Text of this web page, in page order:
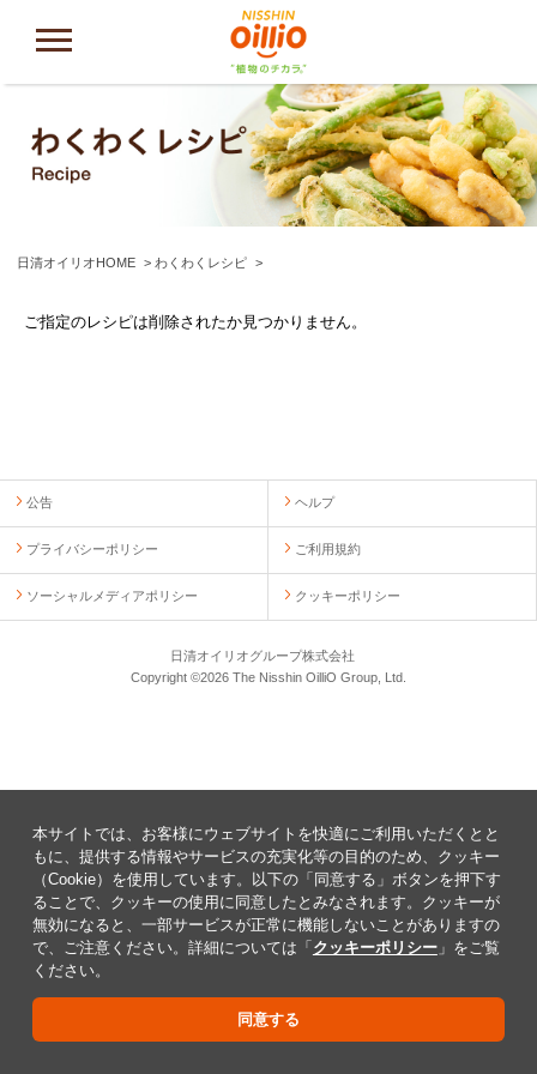
日清オイリオHOME わくわくレシピ
ご指定のレシピは削除されたか見つかりません。
公告 ヘルプ
プライバシーポリシー ご利用規約
ソーシャルメディアポリシー クッキーポリシー
日清オイリオグループ株式会社
Copyright ©2026 The Nisshin OilliO Group, Ltd.
本サイトでは、お客様にウェブサイトを快適にご利用いただくとと
もに、提供する情報やサービスの充実化等の目的のため、クッキー
（Cookie）を使用しています。以下の「同意する」ボタンを押下す
ることで、クッキーの使用に同意したとみなされます。クッキーが
無効になると、一部サービスが正常に機能しないことがありますの
で、ご注意ください。詳細については「クッキーポリシー」をご覧
ください。
同意する